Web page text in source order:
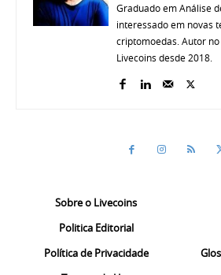
Graduado em Análise
interessado em novas
criptomoedas. Autor
Livecoins desde 2018.
Sobre o Livecoins
Politica Editorial
Política de Privacidade